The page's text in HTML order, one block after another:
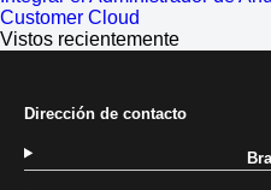
Customer Cloud
Vistos recientemente
Dirección de contacto